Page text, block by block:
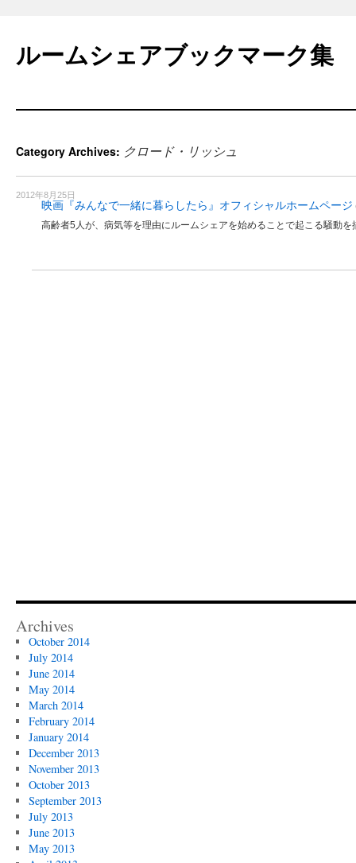
content
ルームシェアブックマーク集
Category Archives: クロード・リッシュ
2012年8月25日
映画『みんなで一緒に暮らしたら』オフィシャルホームページ
高齢者5人が、病気等を理由にルームシェアを始めることで起こる騒動
Archives
October 2014
July 2014
June 2014
May 2014
March 2014
February 2014
January 2014
December 2013
November 2013
October 2013
September 2013
July 2013
June 2013
May 2013